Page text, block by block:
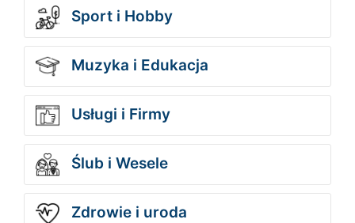
Sport i Hobby
Muzyka i Edukacja
Usługi i Firmy
Ślub i Wesele
Zdrowie i uroda